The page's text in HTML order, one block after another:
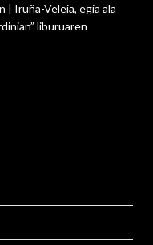
| Iruña-Veleia, egia ala
liburuaren